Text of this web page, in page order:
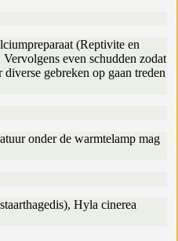
(Reptivite en
even schudden zodat
gebreken op gaan treden
onder de warmtelamp mag
Hyla cinerea